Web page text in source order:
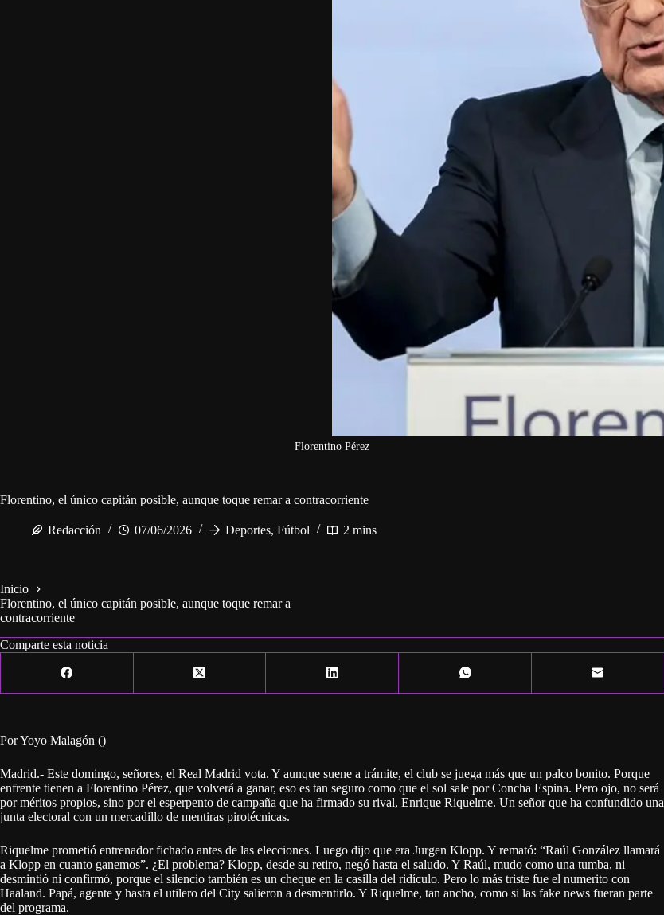
Florentino Pérez
Florentino, el único capitán posible, aunque toque remar a contracorriente
Redacción 07/06/2026 Deportes, Fútbol 2 mins
Inicio
Florentino, el único capitán posible, aunque toque remar a
contracorriente
Comparte esta noticia
Por Yoyo Malagón ()
Madrid.- Este domingo, señores, el Real Madrid vota. Y aunque suene a trámite, el club se juega más que un palco bonito. Porque
enfrente tienen a Florentino Pérez, que volverá a ganar, eso es tan seguro como que el sol sale por Concha Espina. Pero ojo, no será
por méritos propios, sino por el esperpento de campaña que ha firmado su rival, Enrique Riquelme. Un señor que ha confundido una
junta electoral con un mercadillo de mentiras pirotécnicas.
Riquelme prometió entrenador fichado antes de las elecciones. Luego dijo que era Jurgen Klopp. Y remató: “Raúl González llamará
a Klopp en cuanto ganemos”. ¿El problema? Klopp, desde su retiro, negó hasta el saludo. Y Raúl, mudo como una tumba, ni
desmintió ni confirmó, porque el silencio también es un cheque en la casilla del ridículo. Pero lo más triste fue el numerito con
Haaland. Papá, agente y hasta el utilero del City salieron a desmentirlo. Y Riquelme, tan ancho, como si las fake news fueran parte
del programa.